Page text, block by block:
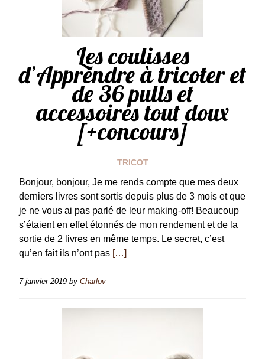
Les coulisses
d’Apprendre à tricoter et
de 36 pulls et
accessoires tout doux
[+concours]
TRICOT
Bonjour, bonjour, Je me rends compte que mes deux
derniers livres sont sortis depuis plus de 3 mois et que
je ne vous ai pas parlé de leur making-off! Beaucoup
s’étaient en effet étonnés de mon rendement et de la
sortie de 2 livres en même temps. Le secret, c’est
qu’en fait ils n’ont pas […]
7 janvier 2019 by Charlov